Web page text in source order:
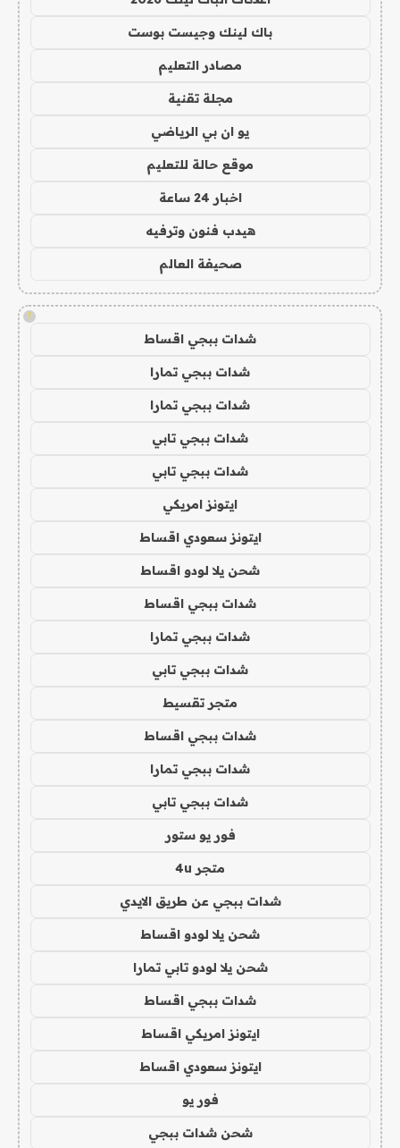
باك لينك وجيست بوست
مصادر التعليم
مجلة تقنية
يو ان بي الرياضي
موقع حالة للتعليم
اخبار 24 ساعة
هيدب فنون وترفيه
صحيفة العالم
!
شدات ببجي اقساط
شدات ببجي تمارا
شدات ببجي تمارا
شدات ببجي تابي
شدات ببجي تابي
ايتونز امريكي
ايتونز سعودي اقساط
شحن يلا لودو اقساط
شدات ببجي اقساط
شدات ببجي تمارا
شدات ببجي تابي
متجر تقسيط
شدات ببجي اقساط
شدات ببجي تمارا
شدات ببجي تابي
فور يو ستور
متجر 4u
شدات ببجي عن طريق الايدي
شحن يلا لودو اقساط
شحن يلا لودو تابي تمارا
شدات ببجي اقساط
ايتونز امريكي اقساط
ايتونز سعودي اقساط
فور يو
شحن شدات ببجي